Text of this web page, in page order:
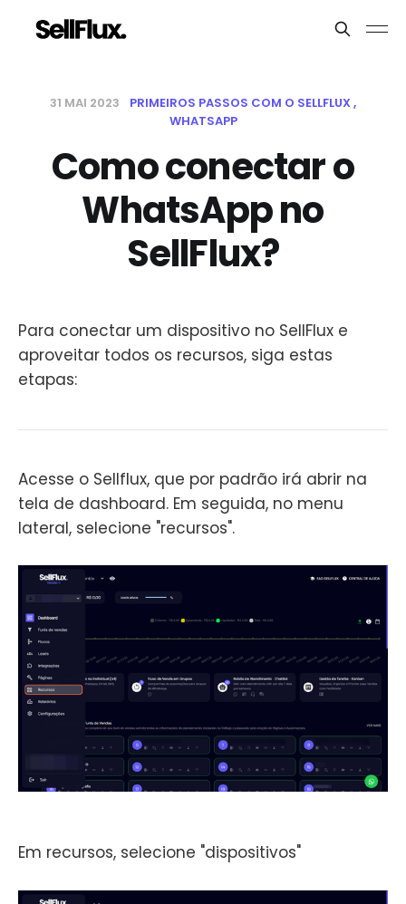
31 MAI 2023
PRIMEIROS PASSOS COM O SELLFLUX
WHATSAPP
Como conectar o
WhatsApp no
SellFlux?
Para conectar um dispositivo no SellFlux e
aproveitar todos os recursos, siga estas
etapas:
Acesse o Sellflux, que por padrão irá abrir na
tela de dashboard. Em seguida, no menu
lateral, selecione "recursos".
Em recursos, selecione "dispositivos"